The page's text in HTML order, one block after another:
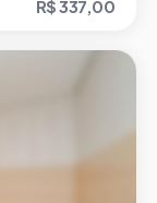
R$ 337,00